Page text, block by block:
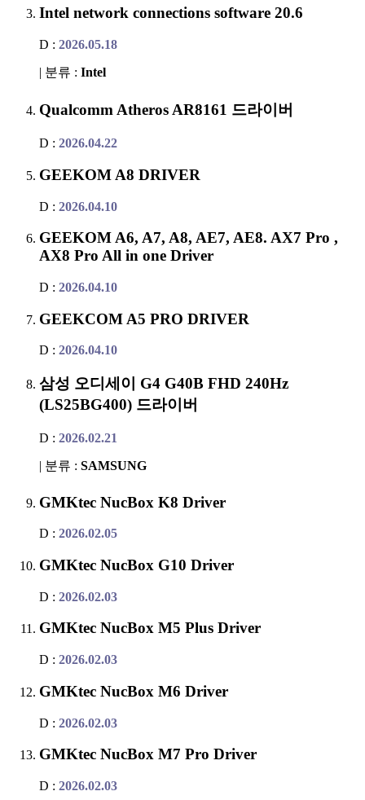
Intel network connections software 20.6
D : 2026.05.18
| 분류 : Intel
Qualcomm Atheros AR8161 드라이버
D : 2026.04.22
GEEKOM A8 DRIVER
D : 2026.04.10
GEEKOM A6, A7, A8, AE7, AE8. AX7 Pro ,
AX8 Pro All in one Driver
D : 2026.04.10
GEEKCOM A5 PRO DRIVER
D : 2026.04.10
삼성 오디세이 G4 G40B FHD 240Hz
(LS25BG400) 드라이버
D : 2026.02.21
| 분류 : SAMSUNG
GMKtec NucBox K8 Driver
D : 2026.02.05
GMKtec NucBox G10 Driver
D : 2026.02.03
GMKtec NucBox M5 Plus Driver
D : 2026.02.03
GMKtec NucBox M6 Driver
D : 2026.02.03
GMKtec NucBox M7 Pro Driver
D : 2026.02.03